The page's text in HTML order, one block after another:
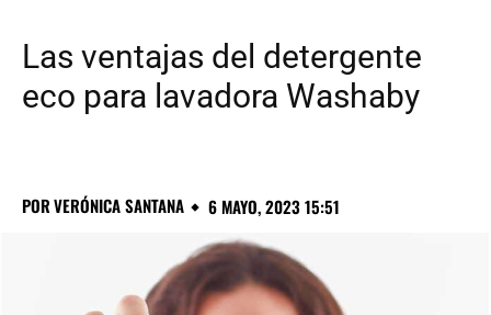
Las ventajas del detergente
eco para lavadora Washaby
PORVERÓNICA SANTANA 6 MAYO, 2023 15:51